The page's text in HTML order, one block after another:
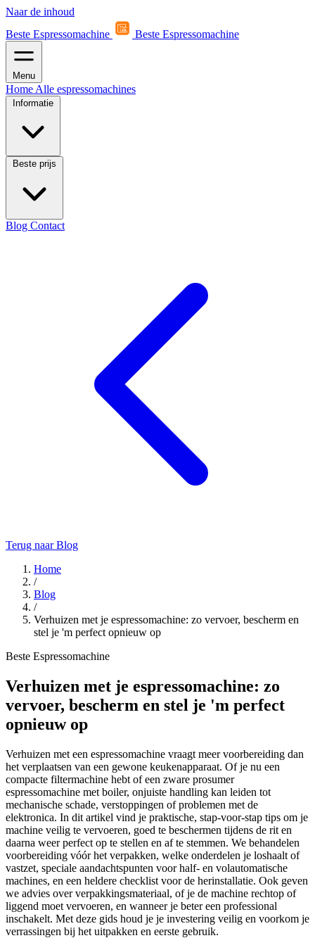
Naar de inhoud
Beste Espressomachine
Beste Espressomachine
Menu
Home Alle espressomachines
Informatie
Beste prijs
Blog Contact
Terug naar Blog
Home
/
Blog
/
Verhuizen met je espressomachine: zo vervoer, bescherm en
stel je 'm perfect opnieuw op
Beste Espressomachine
Verhuizen met je espressomachine: zo
vervoer, bescherm en stel je 'm perfect
opnieuw op
Verhuizen met een espressomachine vraagt meer voorbereiding dan
het verplaatsen van een gewone keukenapparaat. Of je nu een
compacte filtermachine hebt of een zware prosumer
espressomachine met boiler, onjuiste handling kan leiden tot
mechanische schade, verstoppingen of problemen met de
elektronica. In dit artikel vind je praktische, stap-voor-stap tips om je
machine veilig te vervoeren, goed te beschermen tijdens de rit en
daarna weer perfect op te stellen en af te stemmen. We behandelen
voorbereiding vóór het verpakken, welke onderdelen je loshaalt of
vastzet, speciale aandachtspunten voor half- en volautomatische
machines, en een heldere checklist voor de herinstallatie. Ook geven
we advies over verpakkingsmateriaal, of je de machine rechtop of
liggend moet vervoeren, en wanneer je beter een professional
inschakelt. Met deze gids houd je je investering veilig en voorkom je
verrassingen bij het uitpakken en eerste gebruik.